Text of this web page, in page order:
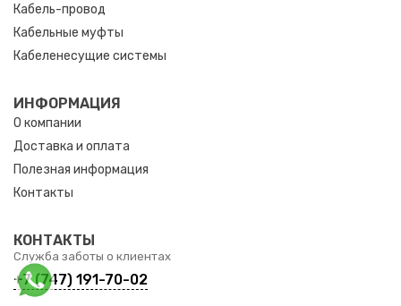
Кабель-провод
Кабельные муфты
Кабеленесущие системы
ИНФОРМАЦИЯ
О компании
Доставка и оплата
Полезная информация
Контакты
КОНТАКТЫ
Служба заботы о клиентах
+7 (747) 191-70-02